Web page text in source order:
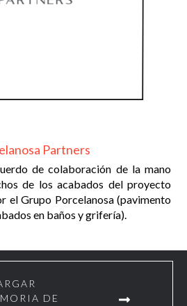
Partners
de colaboración de la mano
de los acabados del proyecto
el Grupo Porcelanosa (pavimento
en baños y grifería).
DE